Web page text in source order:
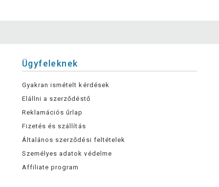
Ügyfeleknek
Gyakran ismételt kérdések
Elállni a szerződéstő
Reklamációs űrlap
Fizetés és szállítás
Általános szerződési feltételek
Személyes adatok védelme
Affiliate program